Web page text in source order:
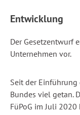
Entwicklung
Der Gesetzentwurf
Unternehmen vor.
Seit der
Bundes viel getan.
FüPoG im Juli